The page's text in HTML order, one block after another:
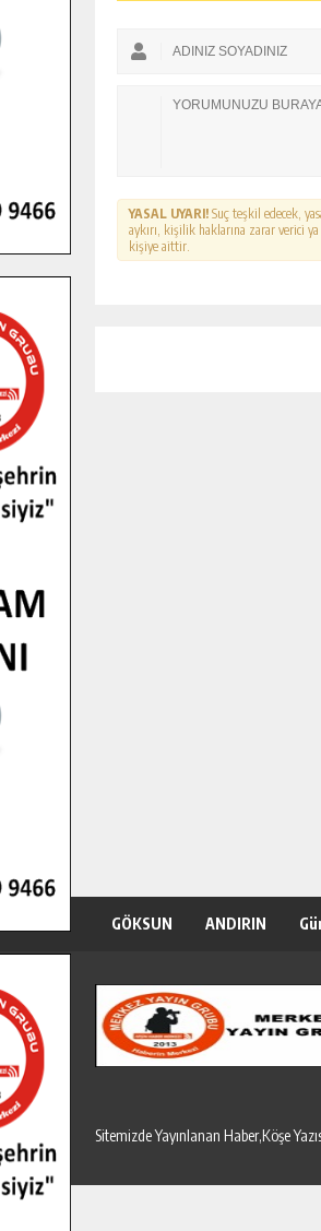
YASAL UYARI! Suç teşkil edecek,
aykırı, kişilik haklarına zarar verici
kişiye aittir.
GÖKSUN ANDIRIN
Sitemizde Yayınlanan Haber,Köşe